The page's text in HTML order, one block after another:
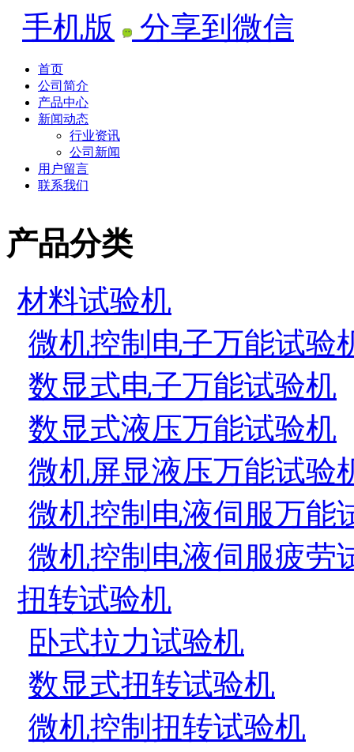
手机版 分享到微信
首页
公司简介
产品中心
新闻动态
行业资讯
公司新闻
用户留言
联系我们
产品分类
材料试验机
微机控制电子万能试验
数显式电子万能试验机
数显式液压万能试验机
微机屏显液压万能试验
微机控制电液伺服万能
微机控制电液伺服疲劳
扭转试验机
卧式拉力试验机
数显式扭转试验机
微机控制扭转试验机